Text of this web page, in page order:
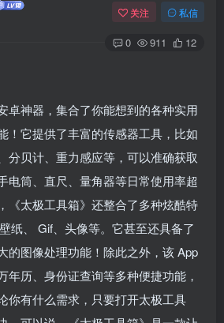
关注 私信
0 911 12
卓神器，集合了你能想到的各种实用
！它提供了丰富的传感器工具，比如
分贝计、重力感应等，可以准确获取
电筒、直尺、量角器等日常使用率超
《太极工具箱》还整合了多种炫酷特
纸、 Gif、头像等。它甚至还具备了
的图像处理功能！除此之外，该 App
年历、身份证查询等多种便捷功能，
你有什么需求，只要打开太极工具
录
录或注册